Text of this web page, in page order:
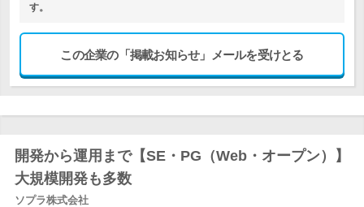
す。
この企業の「掲載お知らせ」メールを受けとる
開発から運用まで【SE・PG（Web・オープン）】
大規模開発も多数
ソプラ株式会社